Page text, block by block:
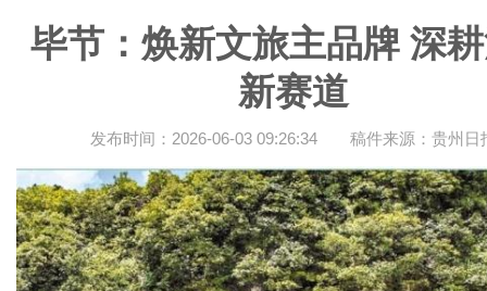
毕节：焕新文旅主品牌 深
新赛道
发布时间：2026-06-03 09:26:34 稿件来源：贵州日